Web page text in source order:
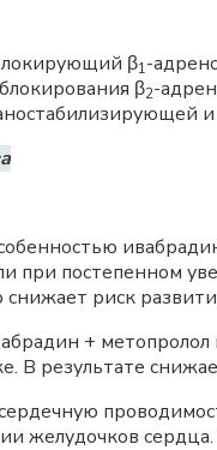
β1-
β2-
при постепенном
риск
+
В результате
желудочков